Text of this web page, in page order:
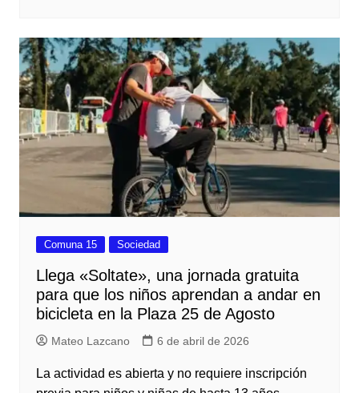
Comuna 15 Sociedad
Llega «Soltate», una jornada gratuita
para que los niños aprendan a andar en
bicicleta en la Plaza 25 de Agosto
Mateo Lazcano 6 de abril de 2026
La actividad es abierta y no requiere inscripción